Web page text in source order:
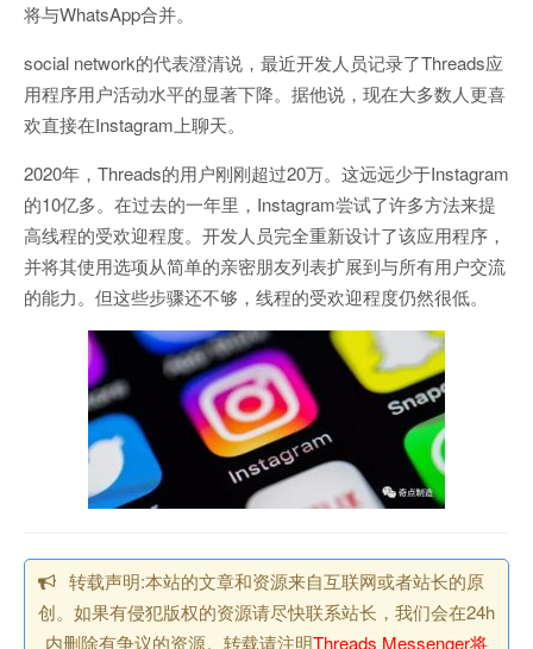
将与WhatsApp合并。
social network的代表澄清说，最近开发人员记录了Threads应
用程序用户活动水平的显著下降。据他说，现在大多数人更喜
欢直接在Instagram上聊天。
2020年，Threads的用户刚刚超过20万。这远远少于Instagram
的10亿多。在过去的一年里，Instagram尝试了许多方法来提
高线程的受欢迎程度。开发人员完全重新设计了该应用程序，
并将其使用选项从简单的亲密朋友列表扩展到与所有用户交流
的能力。但这些步骤还不够，线程的受欢迎程度仍然很低。
转载声明:本站的文章和资源来自互联网或者站长的原
创。如果有侵犯版权的资源请尽快联系站长，我们会在24h
内删除有争议的资源。转载请注明Threads Messenger将